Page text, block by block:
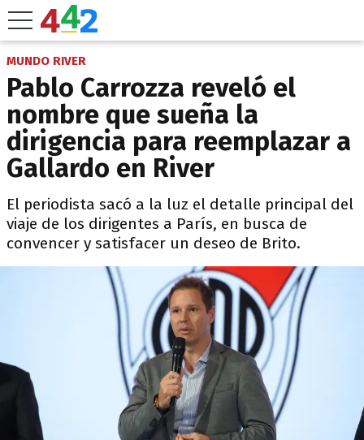
MUNDO RIVER
Pablo Carrozza reveló el
nombre que sueña la
dirigencia para reemplazar a
Gallardo en River
El periodista sacó a la luz el detalle principal del
viaje de los dirigentes a París, en busca de
convencer y satisfacer un deseo de Brito.